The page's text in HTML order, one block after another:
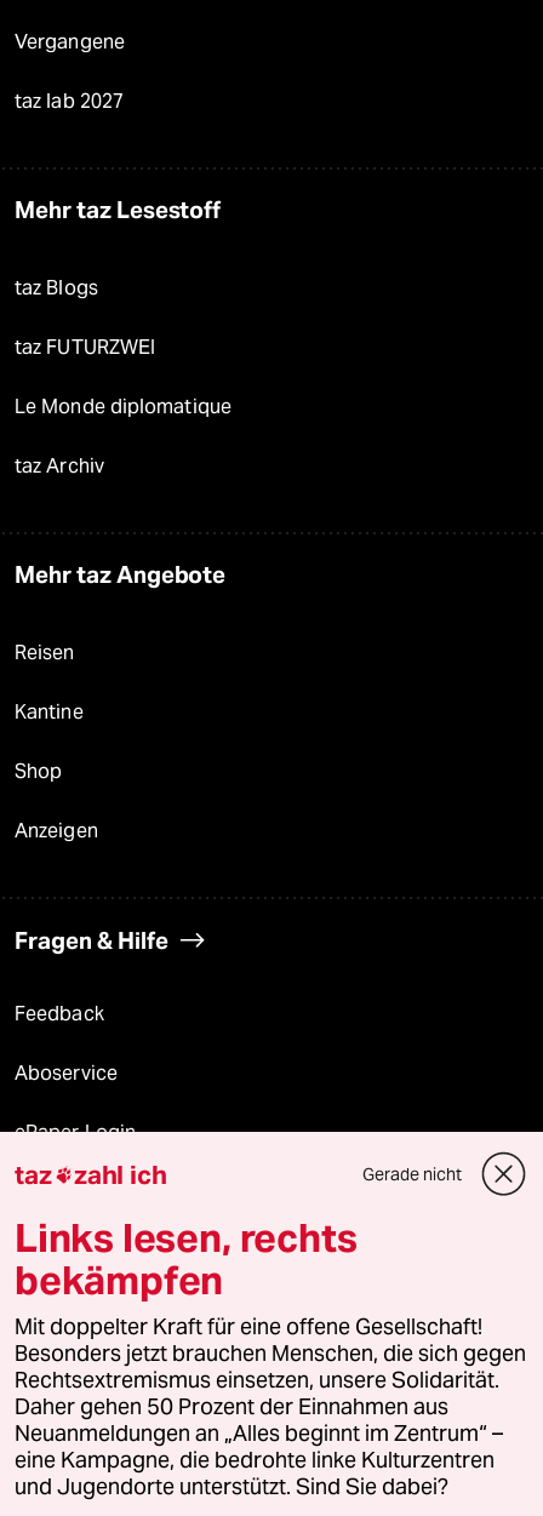
Vergangene
taz lab 2027
Mehr taz Lesestoff
taz Blogs
taz FUTURZWEI
Le Monde diplomatique
taz Archiv
Mehr taz Angebote
Reisen
Kantine
Shop
Anzeigen
Fragen & Hilfe
Feedback
Aboservice
ePaper Login
Downloads für Abonnierende
© 2026 taz Verlags und Vertriebs GmbH
Alle Rechte vorbehalten. Bei rechtlichen Fragen oder für Genehmigungen
wenden Sie sich bitte an
lizenzen@taz.de
Feedback Redaktionsstatut Kommune-Richtlinien
Leitlinie Informant Datenschutz Impressum AGB
taz zahl ich Gerade nicht
Links lesen, rechts
bekämpfen
Mit doppelter Kraft für eine offene Gesellschaft!
Besonders jetzt brauchen Menschen, die sich gegen
Rechtsextremismus einsetzen, unsere Solidarität.
Daher gehen 50 Prozent der Einnahmen aus
Neuanmeldungen an „Alles beginnt im Zentrum“ –
eine Kampagne, die bedrohte linke Kulturzentren
und Jugendorte unterstützt. Sind Sie dabei?